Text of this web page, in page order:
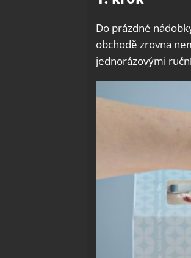
Do prázdné
obchodě zrovna
jednorázovými